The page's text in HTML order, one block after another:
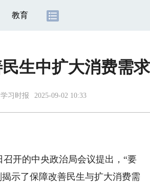
教育
生中扩大消费需求
学习时报 2025-09-02 10:33
开的中央政治局会议提出，“要
示了保障改善民生与扩大消费需